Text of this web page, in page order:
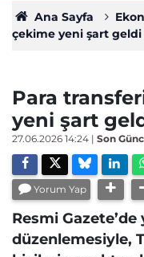
ağır
Ana Sayfa
çekime yeni şart geldi
Para
yeni şart
27.06.2026 14:24 | Son
Yorum Yap
Resmi Gazete’de
düzenlemesiyle,